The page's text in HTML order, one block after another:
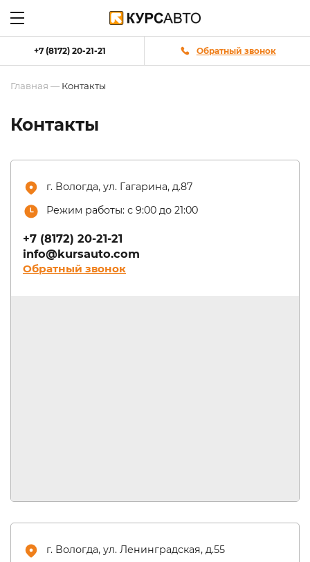
+7 (8172) 20-21-21 Обратный звонок
Главная — Контакты
Контакты
г. Вологда, ул. Гагарина, д.87
Режим работы: с 9:00 до 21:00
+7 (8172) 20-21-21
info@kursauto.com
Обратный звонок
г. Вологда, ул. Ленинградская, д.55